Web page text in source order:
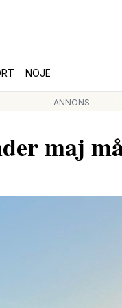
NÖJE
ANNONS
maj